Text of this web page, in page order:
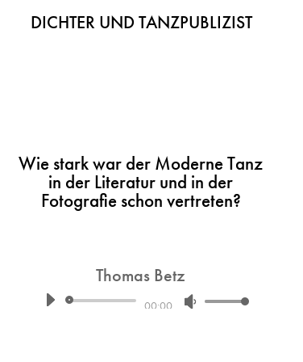
DICHTER UND TANZPUBLIZIST
Wie stark war der Moderne Tanz
in der Literatur und in der
Fotografie schon vertreten?
Thomas Betz
Audio-
00:00
Pfeiltasten